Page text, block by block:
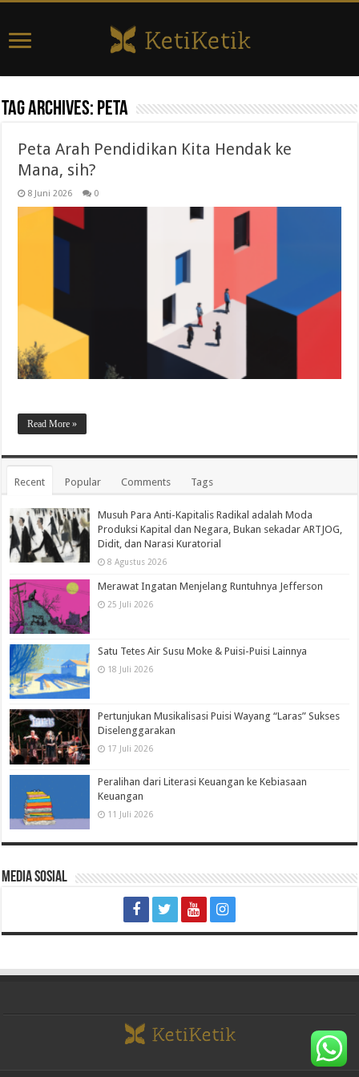
Tag Archives: peta
Peta Arah Pendidikan Kita Hendak ke
Mana, sih?
8 Juni 2026 0
Read More »
Recent Popular Comments Tags
Musuh Para Anti-Kapitalis Radikal adalah Moda
Produksi Kapital dan Negara, Bukan sekadar ARTJOG,
Didit, dan Narasi Kuratorial
8 Agustus 2026
Merawat Ingatan Menjelang Runtuhnya Jefferson
25 Juli 2026
Satu Tetes Air Susu Moke & Puisi-Puisi Lainnya
18 Juli 2026
Pertunjukan Musikalisasi Puisi Wayang “Laras” Sukses
Diselenggarakan
17 Juli 2026
Peralihan dari Literasi Keuangan ke Kebiasaan
Keuangan
11 Juli 2026
Media Sosial